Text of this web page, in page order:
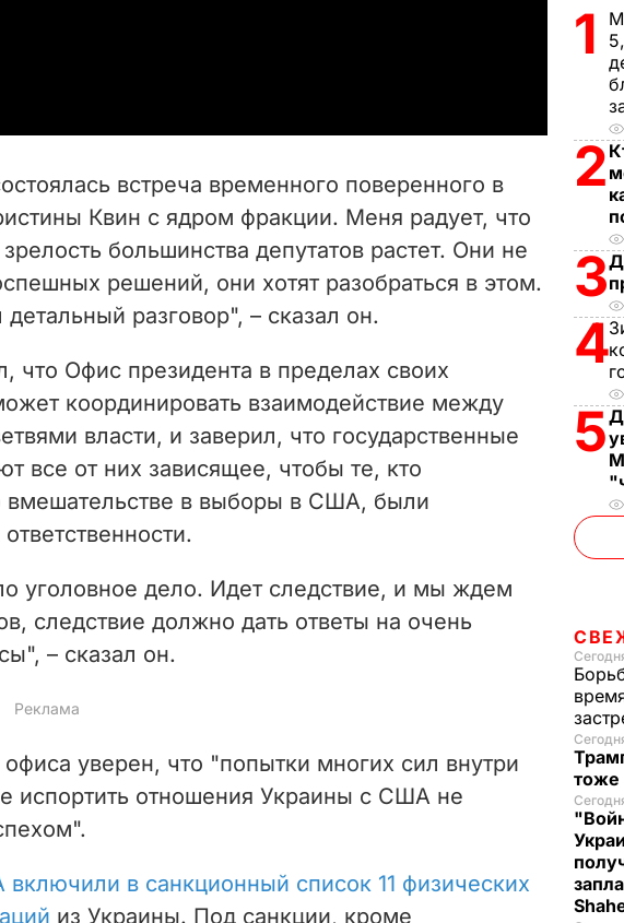
i
d
e
o
встреча временного поверенного в
Квин с ядром фракции. Меня радует, что
большинства депутатов растет. Они не
решений, они хотят разобраться в этом.
разговор", – сказал он.
что Офис президента в пределах своих
координировать взаимодействие между
власти, и заверил, что государственные
все от них зависящее, чтобы те, кто
вмешательстве в выборы в США, были
уголовное дело. Идет следствие, и мы ждем
следствие должно дать ответы на очень
– сказал он.
уверен, что "попытки многих сил внутри
испортить отношения Украины с США не
в санкционный список 11 физических
из Украины. Под санкции, кроме
1
2
3
4
5
тоже